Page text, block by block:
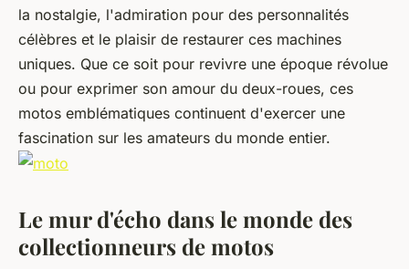
la nostalgie, l'admiration pour des personnalités
célèbres et le plaisir de restaurer ces machines
uniques. Que ce soit pour revivre une époque révolue
ou pour exprimer son amour du deux-roues, ces
motos emblématiques continuent d'exercer une
fascination sur les amateurs du monde entier.
Le mur d'écho dans le monde des
collectionneurs de motos